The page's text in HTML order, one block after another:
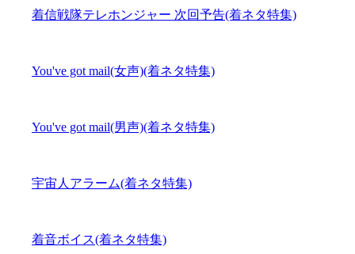
着信戦隊テレホンジャー 次回予告(着ネタ特集)
You've got mail(女声)(着ネタ特集)
You've got mail(男声)(着ネタ特集)
宇宙人アラーム(着ネタ特集)
着音ボイス(着ネタ特集)